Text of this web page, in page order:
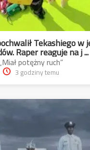
Tekashiego w
Raper reaguje na j ...
potężny ruch”
3 godziny temu